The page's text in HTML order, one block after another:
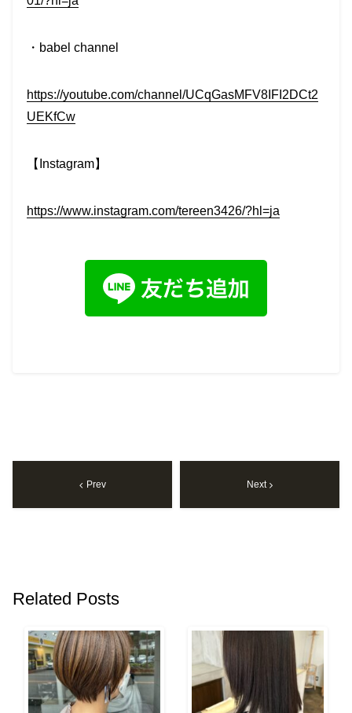
・babel channel
https://youtube.com/channel/UCqGasMFV8IFI2DCt2
UEKfCw
【Instagram】
https://www.instagram.com/tereen3426/?hl=ja
Prev Next
Related Posts